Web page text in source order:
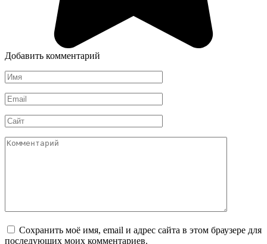
Добавить комментарий
Имя
*
Email
*
Сайт
Комментарий
Сохранить моё имя, email и адрес сайта в этом браузере для
последующих моих комментариев.